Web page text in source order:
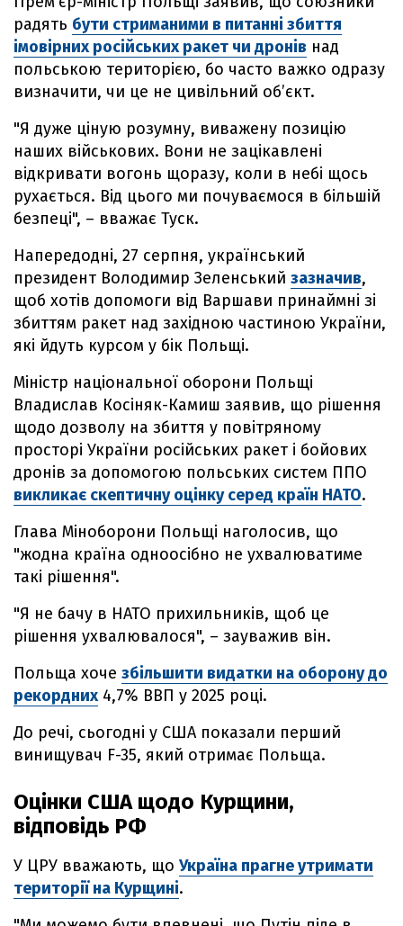
радять бути стриманими в питанні збиття
імовірних російських ракет чи дронів над
польською територією, бо часто важко одразу
визначити, чи це не цивільний об’єкт.
"Я дуже ціную розумну, виважену позицію
наших військових. Вони не зацікавлені
відкривати вогонь щоразу, коли в небі щось
рухається. Від цього ми почуваємося в більшій
безпеці", – вважає Туск.
Напередодні, 27 серпня, український
президент Володимир Зеленський зазначив,
щоб хотів допомоги від Варшави принаймні зі
збиттям ракет над західною частиною України,
які йдуть курсом у бік Польщі.
Міністр національної оборони Польщі
Владислав Косіняк-Камиш заявив, що рішення
щодо дозволу на збиття у повітряному
просторі України російських ракет і бойових
дронів за допомогою польських систем ППО
викликає скептичну оцінку серед країн НАТО.
Глава Міноборони Польщі наголосив, що
"жодна країна одноосібно не ухвалюватиме
такі рішення".
"Я не бачу в НАТО прихильників, щоб це
рішення ухвалювалося", – зауважив він.
Польща хоче збільшити видатки на оборону до
рекордних4,7% ВВП у 2025 році.
До речі, сьогодні у США показали перший
винищувач F-35, який отримає Польща.
Оцінки США щодо Курщини,
відповідь РФ
У ЦРУ вважають, що Україна прагне утримати
території на Курщині.